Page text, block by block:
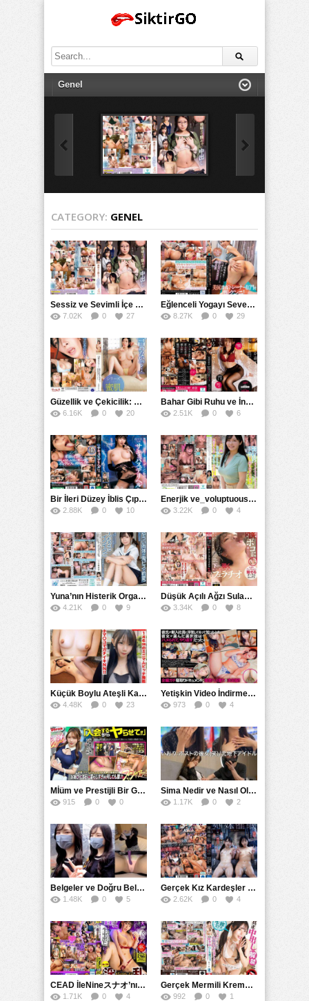
Search
for:
CATEGORY: GENEL
Sessiz ve Sevimli İçe Dönükler İçin Kremalı Pastalar: 后藤えmi ve KTRA’nın Özel Tarifesi
7.02K 0 27
Eğlenceli Yogayı Seven Bir Kadınla Seks Deneyimi
8.27K 0 29
Güzellik ve Çekicilik: Bir İşyeri Kadininin Hikayesi
6.16K 0 20
Bahar Gibi Ruhu ve İncelikle Doldurmak
2.51K 0 6
Bir İleri Düzey İblis Çıplak Teslimat Görevlisi, İnce Bedeni ve Şeytani Becerileriyle Sizi Sürekli BoşaltacakMDBK
2.88K 0 10
Enerjik ve_voluptuous Üniversite Kızının H Kupa Büyüklüğündeki Göğüsleri ve Çılgın Orgazmı
3.22K 0 4
Yuna’nın Histerik Orgazmı: Genç Kızın Savage Hareketlerle Ulaştığı Şiddetli Coşkuları
4.21K 0 9
Düşük Açılı Ağzı Sulama Teknikleri ve AGMX İlişkisi
3.34K 0 8
Küçük Boylu Ateşli Karakter: Nandinin Hassas Uçuklu Memeleri ve Sahneleri
4.48K 0 23
Yetişkin Video İndirme Siteleri Grubu: Şefkatli Patron ve Sekreterin Aşk Hikayesi: Prestijli Bir Son
973 0 4
Mİüm ve Prestijli Bir Gecenin Sırları: Gizemli Bir Kadın ve Mükemmel Bir Macera
915 0 0
Sima Nedir ve Nasıl Oluşur
1.17K 0 2
Belgeler ve Doğru Belgelendirmede DOCS’in Önemi
1.48K 0 5
Gerçek Kız Kardeşler hipnoz ve zihin kontrolü altında liebe阴茎 için yalvaran kızlar: Mısakı Nemıne Mına Hınano
2.62K 0 4
CEAD İleNineスナオ’nın Çılgın ve Seksüel Dünyası: Büyük Kalçalar ve Çılgın İlişkiler
1.71K 0 4
Gerçek Mermili Kremalı Pasta Büyük Dağıtımı, Ben Herkesin Özel Placesine Hizmet Eden En Üst Düzey Erotik Ürünler Günün Fırsatı
992 0 1